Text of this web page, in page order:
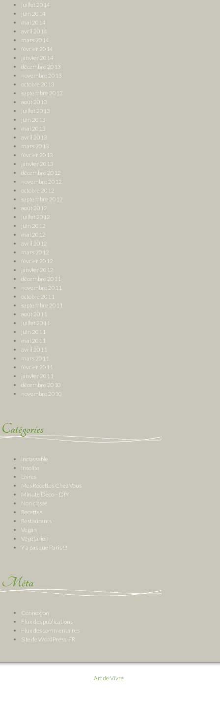
juillet 2014
juin 2014
mai 2014
avril 2014
mars 2014
février 2014
janvier 2014
décembre 2013
novembre 2013
octobre 2013
septembre 2013
août 2013
juillet 2013
juin 2013
mai 2013
avril 2013
mars 2013
février 2013
janvier 2013
décembre 2012
novembre 2012
octobre 2012
septembre 2012
août 2012
juillet 2012
juin 2012
mai 2012
avril 2012
mars 2012
février 2012
janvier 2012
décembre 2011
novembre 2011
octobre 2011
septembre 2011
août 2011
juillet 2011
juin 2011
mai 2011
avril 2011
mars 2011
février 2011
janvier 2011
décembre 2010
novembre 2010
Catégories
Inclassable
Insolite
Livres
Mes Recettes Chez Vous
Minute Deco – DIY
Non classé
Recettes
Restaurants
Vegan
Végétarien
Y a pas que Paris !!!
Méta
Connexion
Flux des publications
Flux des commentaires
Site de WordPress-FR
Art de Vivre